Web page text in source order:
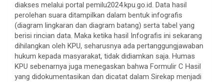
diakses melalui portal pemilu2024.kpu.go.id. Data hasil
perolehan suara ditampilkan dalam bentuk infografis
(diagram lingkaran dan diagram batang) serta tabel yang
berisi rincian data. Maka ketika hasil Infografis ini sekarang
dihilangkan oleh KPU, seharusnya ada pertanggungjawaban
hukum kepada masyarakat, tidak didiamkan saja. Humas
KPU sebenarnya juga menegaskan bahwa Formulir C Hasil
yang didokumentasikan dan dicatat dalam Sirekap menjadi